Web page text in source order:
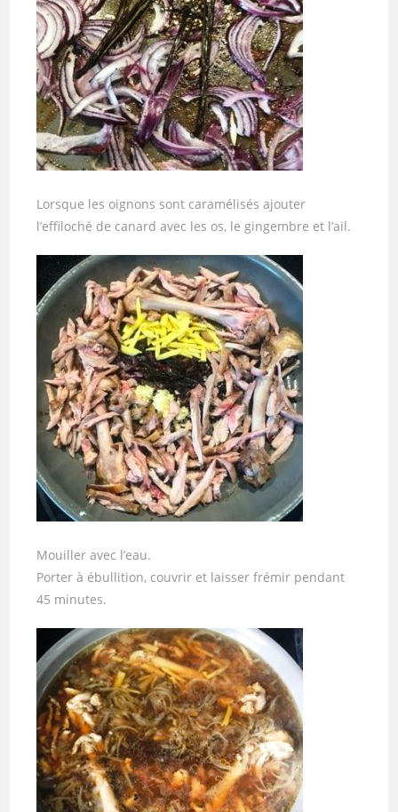
Lorsque les oignons sont caramélisés ajouter
l’effiloché de canard avec les os, le gingembre et l’ail.
Mouiller avec l’eau.
Porter à ébullition, couvrir et laisser frémir pendant
45 minutes.